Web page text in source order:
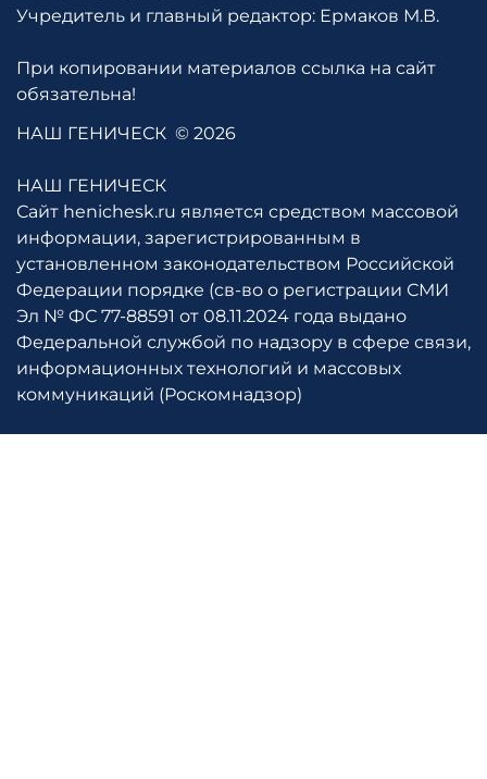
Учредитель и главный редактор: Ермаков М.В.
При копировании материалов ссылка на сайт
обязательна!
НАШ ГЕНИЧЕСК © 2026
НАШ ГЕНИЧЕСК
Сайт henichesk.ru является средством массовой
информации, зарегистрированным в
установленном законодательством Российской
Федерации порядке (св-во о регистрации СМИ
Эл № ФС 77-88591 от 08.11.2024 года выдано
Федеральной службой по надзору в сфере связи,
информационных технологий и массовых
коммуникаций (Роскомнадзор)